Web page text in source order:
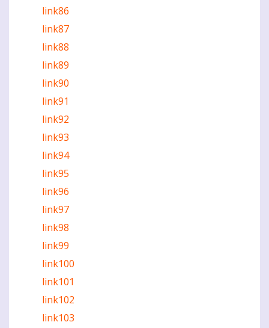
link86
link87
link88
link89
link90
link91
link92
link93
link94
link95
link96
link97
link98
link99
link100
link101
link102
link103